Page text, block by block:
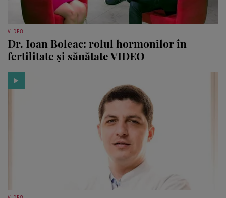
VIDEO
Dr. Ioan Boleac: rolul hormonilor în
fertilitate şi sănătate VIDEO